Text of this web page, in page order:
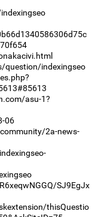
question/indexingseo
asu-1?
06
2a-news-
SJ9EgJx
thisQuestio